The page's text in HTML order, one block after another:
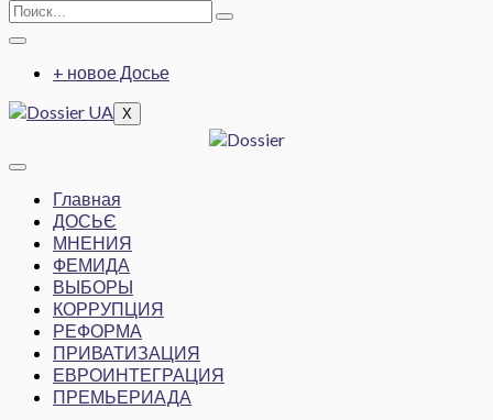
+ новое Досье
X
Главная
ДОСЬЄ
МНЕНИЯ
ФЕМИДА
ВЫБОРЫ
КОРРУПЦИЯ
РЕФОРМА
ПРИВАТИЗАЦИЯ
ЕВРОИНТЕГРАЦИЯ
ПРЕМЬЕРИАДА